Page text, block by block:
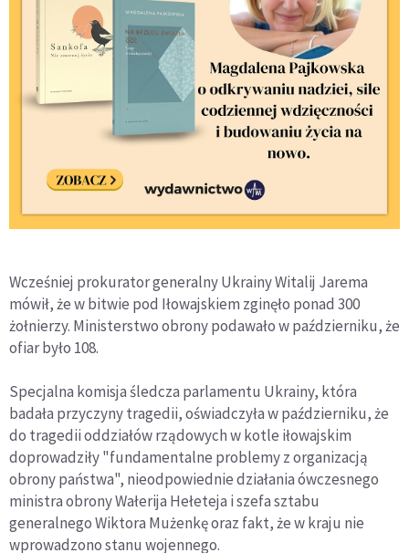
Wcześniej prokurator generalny Ukrainy Witalij Jarema
mówił, że w bitwie pod Iłowajskiem zginęło ponad 300
żołnierzy. Ministerstwo obrony podawało w październiku, że
ofiar było 108.
Specjalna komisja śledcza parlamentu Ukrainy, która
badała przyczyny tragedii, oświadczyła w październiku, że
do tragedii oddziałów rządowych w kotle iłowajskim
doprowadziły "fundamentalne problemy z organizacją
obrony państwa", nieodpowiednie działania ówczesnego
ministra obrony Wałerija Hełeteja i szefa sztabu
generalnego Wiktora Mużenkę oraz fakt, że w kraju nie
wprowadzono stanu wojennego.